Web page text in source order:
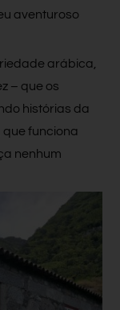
aventuroso
arábica,
– que os
histórias da
que funciona
nenhum